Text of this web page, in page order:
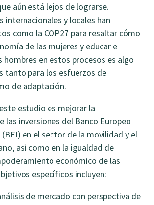
aún está lejos de lograrse.
internacionales y locales han
como la COP27 para resaltar cómo
de las mujeres y educar e
hombres en estos procesos es algo
tanto para los esfuerzos de
de adaptación.
estudio es mejorar la
las inversiones del Banco Europeo
en el sector de la movilidad y el
así como en la igualdad de
económico de las
específicos incluyen:
de mercado con perspectiva de